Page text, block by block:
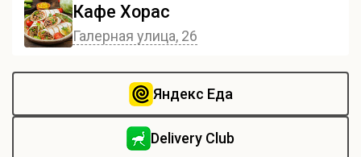
Кафе Хорас
Галерная улица, 26
Яндекс Еда
Delivery Club